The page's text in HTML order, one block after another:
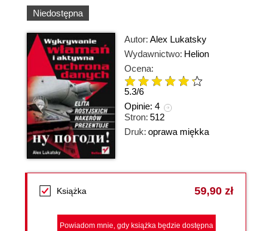
Niedostępna
Autor: Alex Lukatsky
Wydawnictwo: Helion
Ocena:
5.3/6
Opinie: 4
Stron: 512
Druk: oprawa miękka
Książka 59,90 zł
Powiadom mnie, gdy książka będzie dostępna